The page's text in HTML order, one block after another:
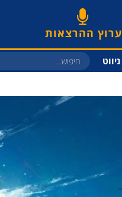
ערוץ ההרצאות
ניווט